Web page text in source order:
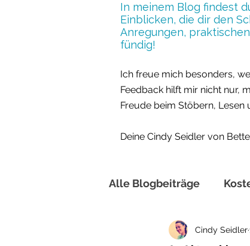
In meinem Blog findest
Einblicken, die dir den
Anregungen,
fündig!
Ich freue mich besonders,
Feedback hilft mir nicht nur,
Freude beim Stöbern, Lesen
Deine Cindy Seidler von
Alle Blogbeiträge
KOSTENLOSE Cliparts
Cindy Seidler